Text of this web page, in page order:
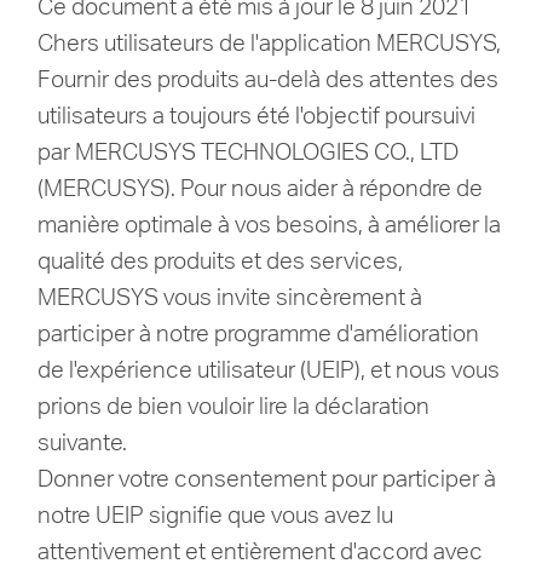
propos
Mercusys
acheter
France
Chers utilisateurs de l'application MERCUSYS,
Fournir des produits au-delà des attentes des
utilisateurs a toujours été l'objectif poursuivi
par MERCUSYS TECHNOLOGIES CO., LTD
(MERCUSYS). Pour nous aider à répondre de
manière optimale à vos besoins, à améliorer la
qualité des produits et des services,
MERCUSYS vous invite sincèrement à
participer à notre programme d'amélioration
de l'expérience utilisateur (UEIP), et nous vous
prions de bien vouloir lire la déclaration
suivante.
Donner votre consentement pour participer à
notre UEIP signifie que vous avez lu
attentivement et entièrement d'accord avec